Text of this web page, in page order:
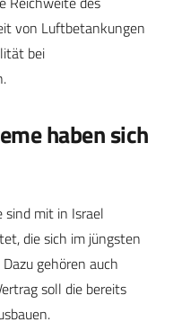
von Luftbetankungen
bei
haben sich
mit in Israel
die sich im jüngsten
gehören auch
soll die bereits